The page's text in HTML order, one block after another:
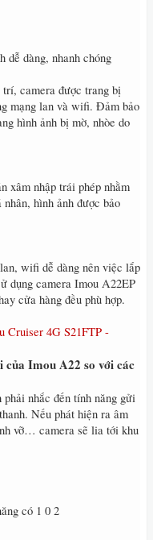
dễ dàng, nhanh chóng
camera được trang bị
mạng lan và wifi. Đảm bảo
hình ảnh bị mờ, nhòe do
xâm nhập trái phép nhằm
hình ảnh được bảo
wifi dễ dàng nên việc lắp
dụng camera Imou A22EP
cửa hàng đều phù hợp.
Cruiser 4G S21FTP -
Imou A22 so với các
nhắc đến tính năng gửi
Nếu phát hiện ra âm
vỡ… camera sẽ lia tới khu
có 1 0 2